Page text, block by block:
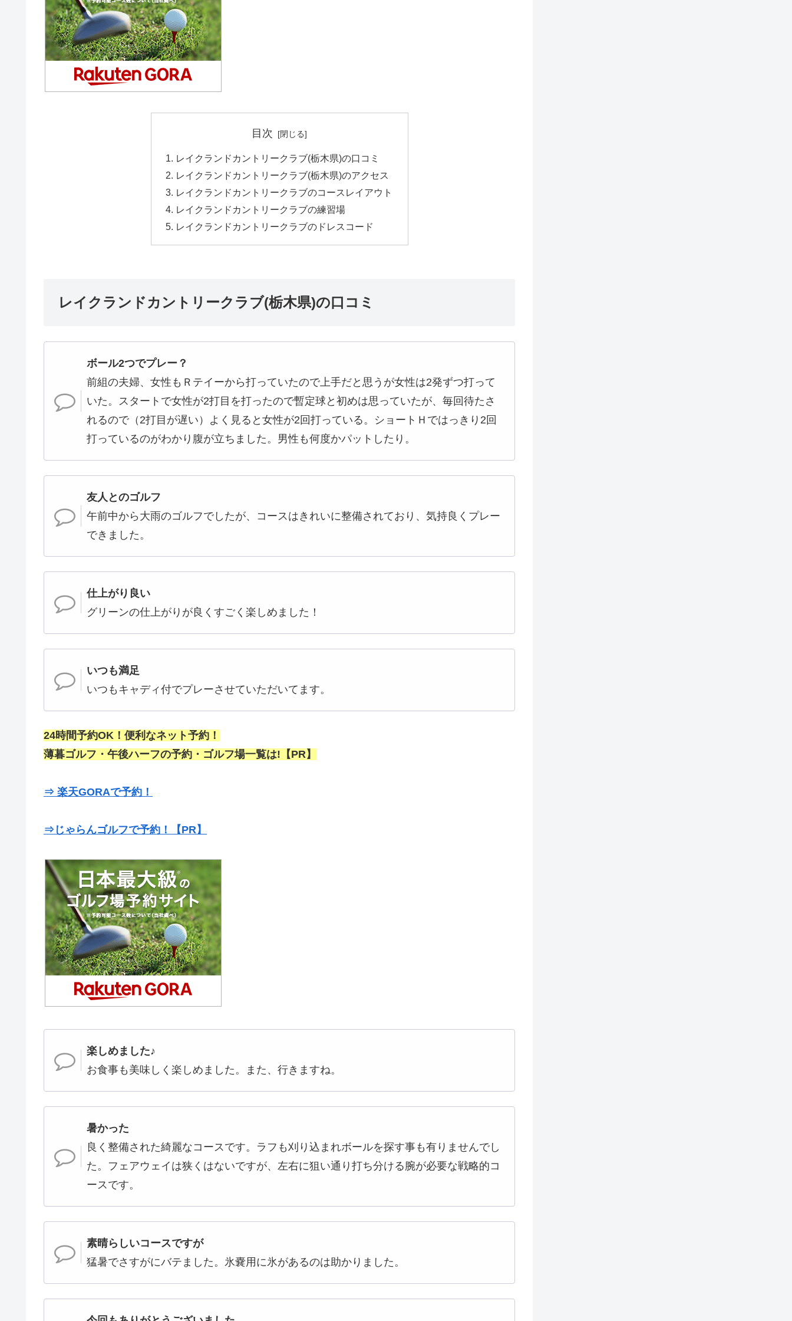
目次
レイクランドカントリークラブ(栃木県)の口コミ
レイクランドカントリークラブ(栃木県)のアクセス
レイクランドカントリークラブのコースレイアウト
レイクランドカントリークラブの練習場
レイクランドカントリークラブのドレスコード
レイクランドカントリークラブ(栃木県)の口コミ
ボール2つでプレー？
前組の夫婦、女性もＲテイーから打っていたので上手だと思うが女性は2発ずつ打って
いた。スタートで女性が2打目を打ったので暫定球と初めは思っていたが、毎回待たさ
れるので（2打目が遅い）よく見ると女性が2回打っている。ショートＨではっきり2回
打っているのがわかり腹が立ちました。男性も何度かパットしたり。
友人とのゴルフ
午前中から大雨のゴルフでしたが、コースはきれいに整備されており、気持良くプレー
できました。
仕上がり良い
グリーンの仕上がりが良くすごく楽しめました！
いつも満足
いつもキャディ付でプレーさせていただいてます。
24時間予約OK！便利なネット予約！
薄暮ゴルフ・午後ハーフの予約・ゴルフ場一覧は!【PR】
⇒ 楽天GORAで予約！
⇒じゃらんゴルフで予約！【PR】
楽しめました♪
お食事も美味しく楽しめました。また、行きますね。
暑かった
良く整備された綺麗なコースです。ラフも刈り込まれボールを探す事も有りませんでし
た。フェアウェイは狭くはないですが、左右に狙い通り打ち分ける腕が必要な戦略的コ
ースです。
素晴らしいコースですが
猛暑でさすがにバテました。氷嚢用に氷があるのは助かりました。